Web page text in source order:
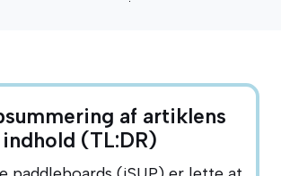
af artiklens
indhold (TL:DR)